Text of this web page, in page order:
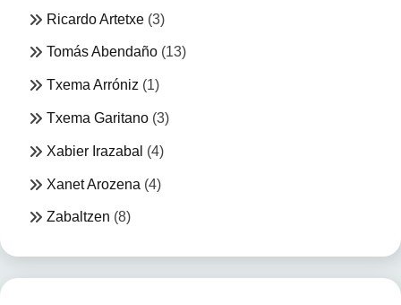
Ricardo Artetxe (3)
Tomás Abendaño (13)
Txema Arróniz (1)
Txema Garitano (3)
Xabier Irazabal (4)
Xanet Arozena (4)
Zabaltzen (8)